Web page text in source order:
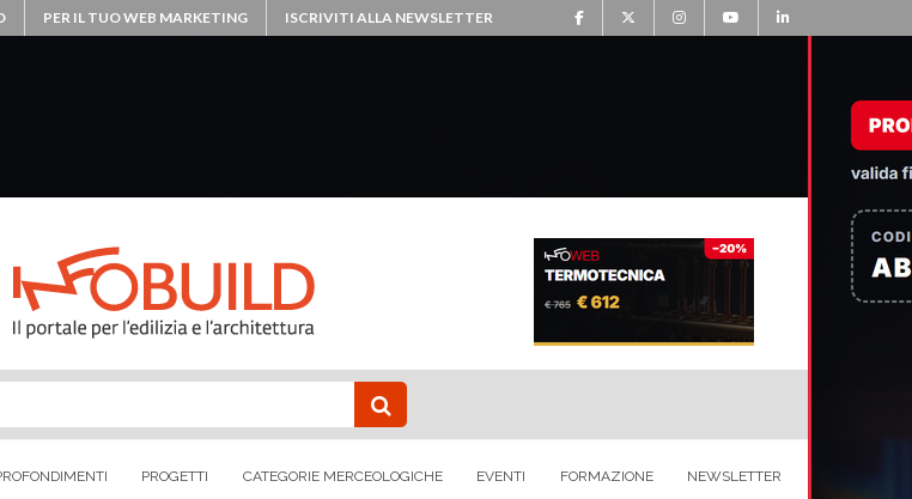
PER IL TUO WEB MARKETING ISCRIVITI ALLA NEWSLETTER
PROGETTI CATEGORIE MERCEOLOGICHE EVENTI FORMAZIONE NEWSLETTER